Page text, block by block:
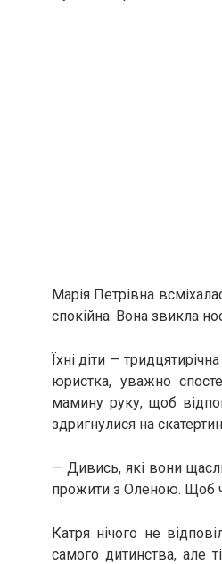
Марія Петрівна
спокійна. Вона звикла
Їхні діти —
юристка, уважно
мамину руку, щоб
здригнулися на
— Дивись, які вони
прожити з Оленою. Щоб
Катря нічого не
самого дитинства, але